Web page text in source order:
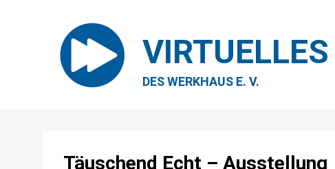
DES WERKHAUS E. V.
Täuschend Echt – Ausstellung